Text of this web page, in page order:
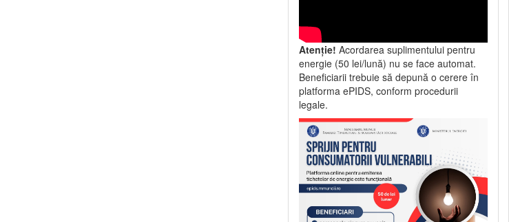
Atenție! Acordarea suplimentului pentru
energie (50 lei/lună) nu se face automat.
Beneficiarii trebuie să depună o cerere în
platforma ePIDS, conform procedurii
legale.